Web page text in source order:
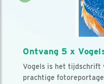
Ontvang 5 x
Vogels is het tijdschrift
prachtige